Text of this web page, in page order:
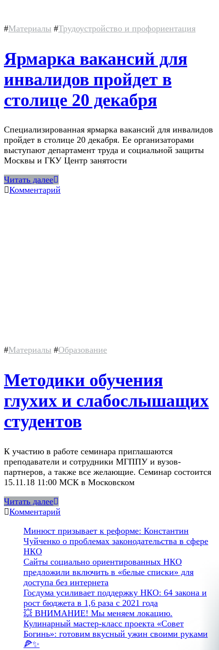
#Материалы #Трудоустройство и профориентация
Ярмарка вакансий для
инвалидов пройдет в
столице 20 декабря
Специализированная ярмарка вакансий для инвалидов
пройдет в столице 20 декабря. Ее организаторами
выступают департамент труда и социальной защиты
Москвы и ГКУ Центр занятости
Читать далее
Комментарий
#Материалы #Образование
Методики обучения
глухих и слабослышащих
студентов
К участию в работе семинара приглашаются
преподаватели и сотрудники МГППУ и вузов-
партнеров, а также все желающие. Семинар состоится
15.11.18 11:00 МСК в Московском
Читать далее
Комментарий
Минюст призывает к реформе: Константин
Чуйченко о проблемах законодательства в сфере
НКО
Сайты социально ориентированных НКО
предложили включить в «белые списки» для
доступа без интернета
Госдума усиливает поддержку НКО: 64 закона и
рост бюджета в 1,6 раза с 2021 года
💥 ВНИМАНИЕ! Мы меняем локацию.
Кулинарный мастер-класс проекта «Совет
Богинь»: готовим вкусный ужин своими руками
🍕✨